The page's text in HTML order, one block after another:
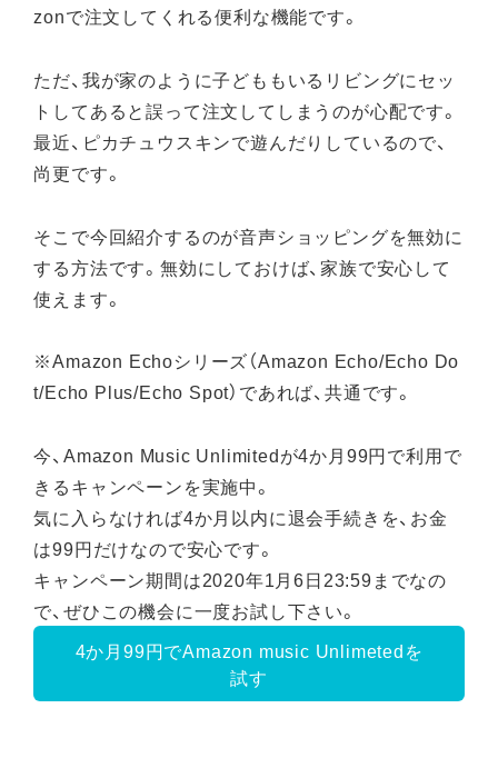
zonで注文してくれる便利な機能です。
ただ、我が家のように子どももいるリビングにセッ
トしてあると誤って注文してしまうのが心配です。
最近、ピカチュウスキンで遊んだりしているので、
尚更です。
そこで今回紹介するのが音声ショッピングを無効に
する方法です。無効にしておけば、家族で安心して
使えます。
※Amazon Echoシリーズ（Amazon Echo/Echo Do
t/Echo Plus/Echo Spot）であれば、共通です。
今、Amazon Music Unlimitedが4か月99円で利用で
きるキャンペーンを実施中。
気に入らなければ4か月以内に退会手続きを、お金
は99円だけなので安心です。
キャンペーン期間は2020年1月6日23:59までなの
で、ぜひこの機会に一度お試し下さい。
4か月99円でAmazon music Unlimetedを
試す